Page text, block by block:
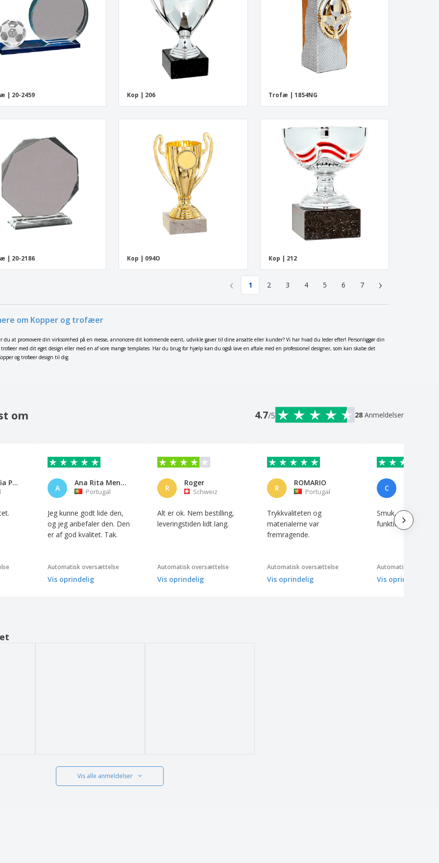
| 20-2459 Kop | 206 Trofæ | 1854NG
| 20-2186 Kop | 094O Kop | 212
‹ 1 2 3 4 5 6 7 ›
om Kopper og trofæer
du at promovere din virksomhed på en messe, annoncere dit kommende event, udvikle gaver til dine ansatte eller kunder? Vi har hvad du leder efter! Personliggør din
trofæer med dit eget design eller med en af vore mange templates. Har du brug for hjælp kan du også lave en aftale med en professionel designer, som kan skabe det
og trofæer design til dig.
om 4.7/5 28 Anmeldelser
Carina Sofia Pinho Correia
A
Ana Rita Mendes
Portugal
Jeg kunne godt lide den,
og jeg anbefaler den. Den
er af god kvalitet. Tak.
Automatisk oversættelse
Vis oprindelig
R
Roger
Schweiz
Alt er ok. Nem bestilling,
leveringstiden lidt lang.
Automatisk oversættelse
Vis oprindelig
R
ROMARIO
Portugal
Trykkvaliteten og
materialerne var
fremragende.
Automatisk oversættelse
Vis oprindelig
C
Smuk, elegant og
funktionel
Automatisk
Vis oprindelig
Vis alle anmeldelser